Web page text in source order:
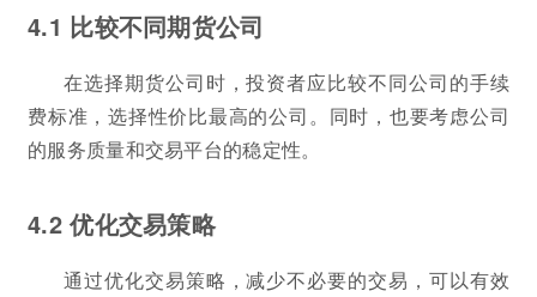
4.1 比较不同期货公司
在选择期货公司时，投资者应比较不同公司的手续
费标准，选择性价比最高的公司。同时，也要考虑公司
的服务质量和交易平台的稳定性。
4.2 优化交易策略
通过优化交易策略，减少不必要的交易，可以有效